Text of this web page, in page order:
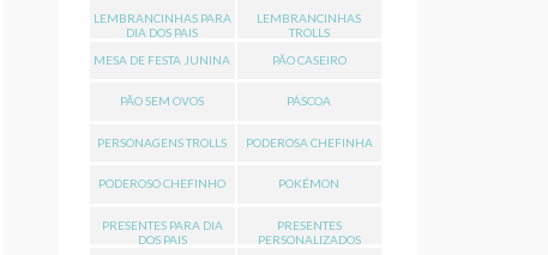
LEMBRANCINHAS PARA
DIA DOS PAIS
LEMBRANCINHAS
TROLLS
MESA DE FESTA JUNINA
PÃO CASEIRO
PÃO SEM OVOS PÁSCOA
PERSONAGENS TROLLS PODEROSA CHEFINHA
PODEROSO CHEFINHO POKÉMON
PRESENTES PARA DIA
DOS PAIS
PRESENTES
PERSONALIZADOS